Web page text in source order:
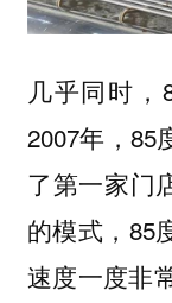
几乎同时，
2007年，85
了第一家门
的模式，85
速度一度非